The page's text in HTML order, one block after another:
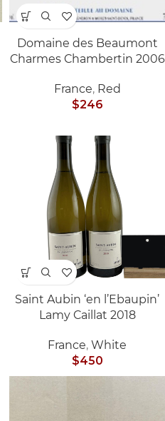
Domaine des Beaumont
Charmes Chambertin 2006
France, Red
$246
Saint Aubin ‘en l’Ebaupin’
Lamy Caillat 2018
France, White
$450